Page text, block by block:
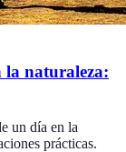
la naturaleza:
un día en la
prácticas.